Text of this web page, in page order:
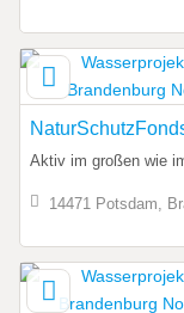
Aktiv im großen wie
14471 Potsdam,